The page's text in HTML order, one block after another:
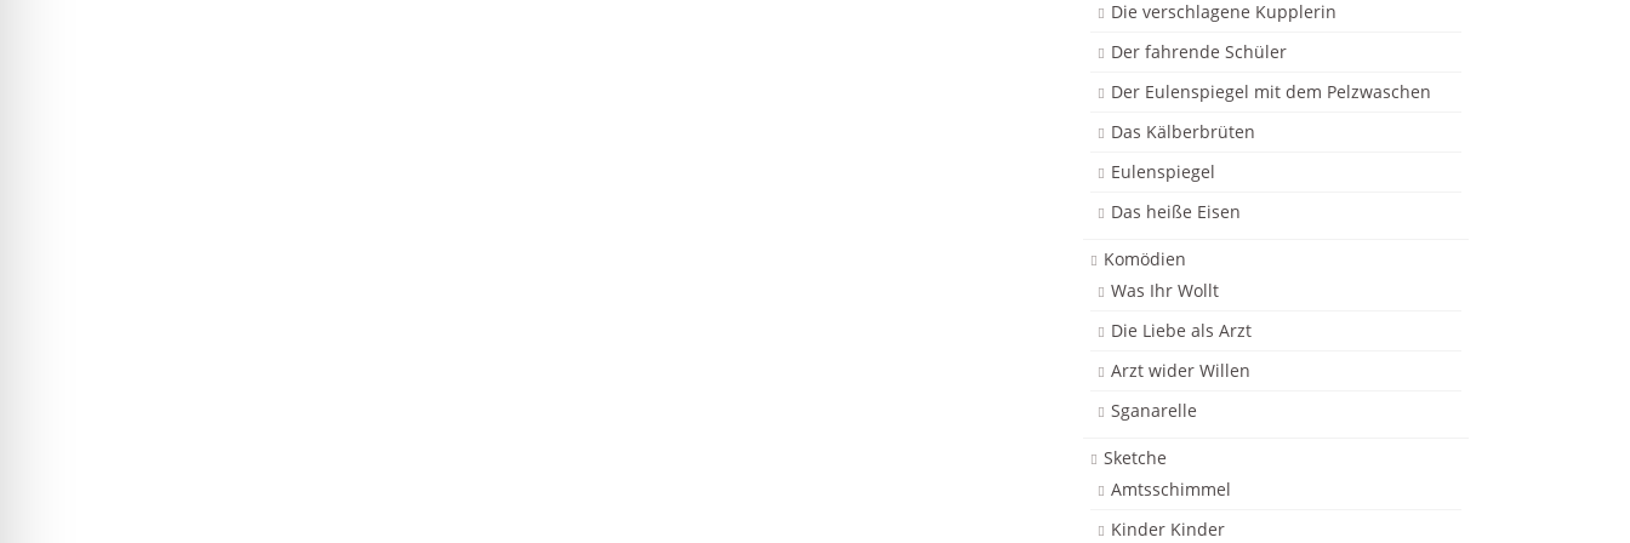
Die verschlagene Kupplerin
Der fahrende Schüler
Der Eulenspiegel mit dem Pelzwaschen
Das Kälberbrüten
Eulenspiegel
Das heiße Eisen
Komödien
Was Ihr Wollt
Die Liebe als Arzt
Arzt wider Willen
Sganarelle
Sketche
Amtsschimmel
Kinder Kinder